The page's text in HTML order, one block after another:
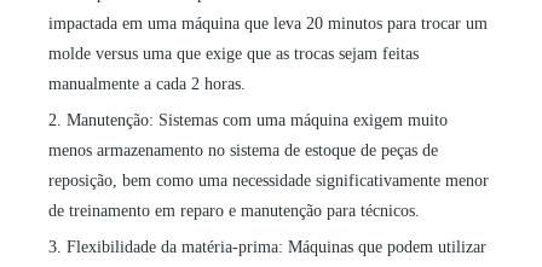
impactada em uma máquina que leva 20 minutos para trocar um
molde versus uma que exige que as trocas sejam feitas
manualmente a cada 2 horas.
2. Manutenção: Sistemas com uma máquina exigem muito
menos armazenamento no sistema de estoque de peças de
reposição, bem como uma necessidade significativamente menor
de treinamento em reparo e manutenção para técnicos.
3. Flexibilidade da matéria-prima: Máquinas que podem utilizar